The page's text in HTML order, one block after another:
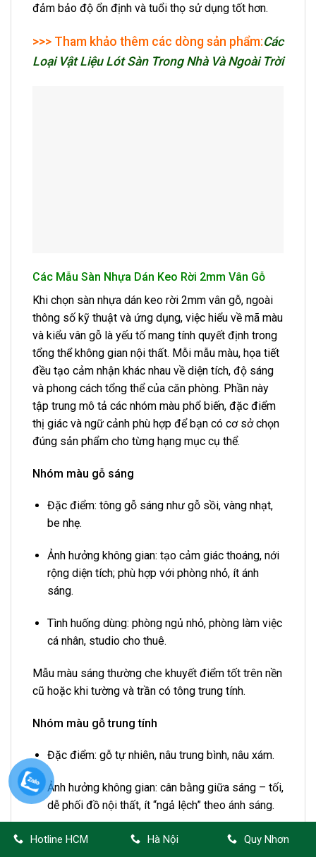
đảm bảo độ ổn định và tuổi thọ sử dụng tốt hơn.
>>> Tham khảo thêm các dòng sản phẩm:Các
Loại Vật Liệu Lót Sàn Trong Nhà Và Ngoài Trời
Các Mẫu Sàn Nhựa Dán Keo Rời 2mm Vân Gỗ
Khi chọn sàn nhựa dán keo rời 2mm vân gỗ, ngoài
thông số kỹ thuật và ứng dụng, việc hiểu về mã màu
và kiểu vân gỗ là yếu tố mang tính quyết định trong
tổng thể không gian nội thất. Mỗi mẫu màu, họa tiết
đều tạo cảm nhận khác nhau về diện tích, độ sáng
và phong cách tổng thể của căn phòng. Phần này
tập trung mô tả các nhóm màu phổ biến, đặc điểm
thị giác và ngữ cảnh phù hợp để bạn có cơ sở chọn
đúng sản phẩm cho từng hạng mục cụ thể.
Nhóm màu gỗ sáng
Đặc điểm: tông gỗ sáng như gỗ sồi, vàng nhạt,
be nhẹ.
Ảnh hưởng không gian: tạo cảm giác thoáng, nới
rộng diện tích; phù hợp với phòng nhỏ, ít ánh
sáng.
Tình huống dùng: phòng ngủ nhỏ, phòng làm việc
cá nhân, studio cho thuê.
Mẫu màu sáng thường che khuyết điểm tốt trên nền
cũ hoặc khi tường và trần có tông trung tính.
Nhóm màu gỗ trung tính
Đặc điểm: gỗ tự nhiên, nâu trung bình, nâu xám.
Ảnh hưởng không gian: cân bằng giữa sáng – tối,
dễ phối đồ nội thất, ít “ngả lệch” theo ánh sáng.
Tình huống dùng: phòng khách, phòng ăn, văn
Hotline HCM Hà Nội Quy Nhơn